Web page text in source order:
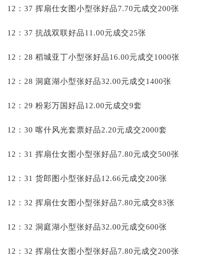
12：37 挥扇仕女图小型张好品7.70元成交200张
12：37 抗战双联好品11.00元成交25张
12：28 稻城亚丁小型张好品16.00元成交1000张
12：28 洞庭湖小型张好品32.00元成交1400张
12：29 粉彩万国好品12.00元成交9套
12：30 喀什风光套票好品2.20元成交2000套
12：31 挥扇仕女图小型张好品7.80元成交500张
12：31 货郎图小型张好品12.66元成交200张
12：32 挥扇仕女图小型张好品7.80元成交83张
12：32 洞庭湖小型张好品32.00元成交600张
12：32 挥扇仕女图小型张好品7.80元成交200张